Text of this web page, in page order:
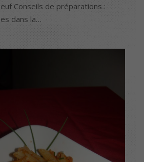
Conseils de préparations :
dans la…